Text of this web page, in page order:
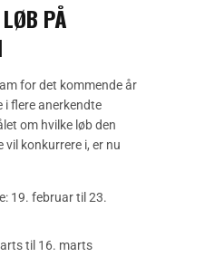
LØB PÅ
for det kommende år
i flere anerkendte
om hvilke løb den
vil konkurrere i, er nu
19. februar til 23.
til 16. marts